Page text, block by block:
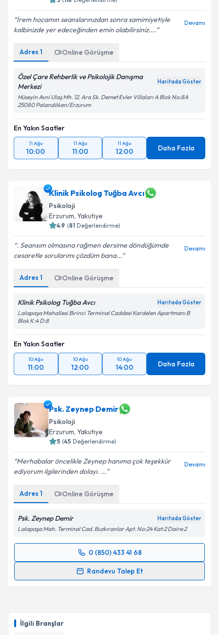
İlgili Branşlar
İrem hocamın seanslarınızdan sonra samimiyetiyle
kalbinizde yer edeceğinden emin olabilirsiniz....
Devamı
Adres 1 Online Görüşme
Özel Çare Rehberlik ve Psikolojik Danışma
Merkezi
Haritada Göster
Hüseyin Avni Ulaş Mh. 12. Ara Sk. Demet Evler Villaları A Blok No:8A
25080 Palandöken/Erzurum
En Yakın Saatler
11 Ağu
10:00
11 Ağu
11:00
11 Ağu
12:00 Daha Fazla
Klinik Psikolog Tuğba Avcı
Psikoloji
Erzurum, Yakutiye
4.9 (81 Değerlendirme)
. Seansım olmasına rağmen dersime döndüğümde
cesaretle sorularımı çözdüm bana...
Devamı
Adres 1 Online Görüşme
Klinik Psikolog Tuğba Avcı Haritada Göster
Lalapaşa Mahallesi Birinci Terminal Caddesi Kardelen Apartmanı B
Blok K:4 D:8
En Yakın Saatler
10 Ağu
11:00
10 Ağu
12:00
10 Ağu
14:00 Daha Fazla
Psk. Zeynep Demir
Psikoloji
Erzurum, Yakutiye
5 (45 Değerlendirme)
Merhabalar öncelikle Zeynep hanıma çok teşekkür
ediyorum ilgilerinden dolayı. ...
Devamı
Adres 1 Online Görüşme
Psk. Zeynep Demir Haritada Göster
Lalapaşa Mah. Terminal Cad. Buzkıranlar Apt. No:24 Kat:2 Daire:2
0 (850) 433 41 68
Randevu Talep Et
Randevu Takvimi Talebi
E-posta Adresiniz